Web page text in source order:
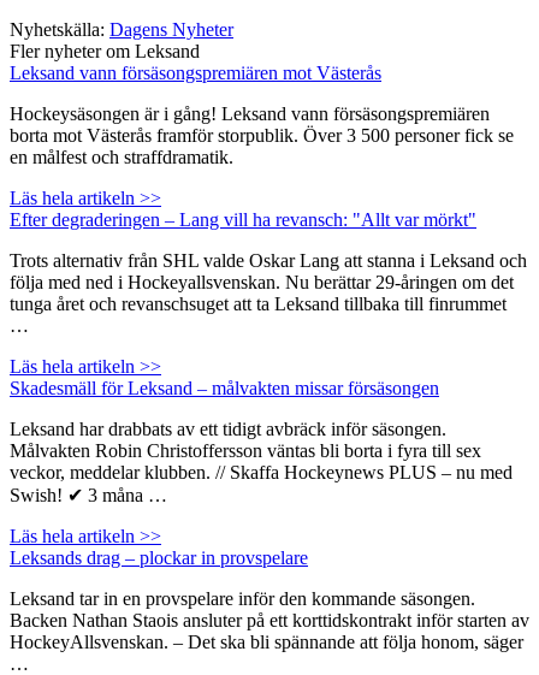
Nyhetskälla: Dagens Nyheter
Fler nyheter om Leksand
Leksand vann försäsongspremiären mot Västerås
Hockeysäsongen är i gång! Leksand vann försäsongspremiären
borta mot Västerås framför storpublik. Över 3 500 personer fick se
en målfest och straffdramatik.
Läs hela artikeln >>
Efter degraderingen – Lang vill ha revansch: "Allt var mörkt"
Trots alternativ från SHL valde Oskar Lang att stanna i Leksand och
följa med ned i Hockeyallsvenskan. Nu berättar 29-åringen om det
tunga året och revanschsuget att ta Leksand tillbaka till finrummet
…
Läs hela artikeln >>
Skadesmäll för Leksand – målvakten missar försäsongen
Leksand har drabbats av ett tidigt avbräck inför säsongen.
Målvakten Robin Christoffersson väntas bli borta i fyra till sex
veckor, meddelar klubben. // Skaffa Hockeynews PLUS – nu med
Swish! ✔ 3 måna …
Läs hela artikeln >>
Leksands drag – plockar in provspelare
Leksand tar in en provspelare inför den kommande säsongen.
Backen Nathan Staois ansluter på ett korttidskontrakt inför starten av
HockeyAllsvenskan. – Det ska bli spännande att följa honom, säger
…